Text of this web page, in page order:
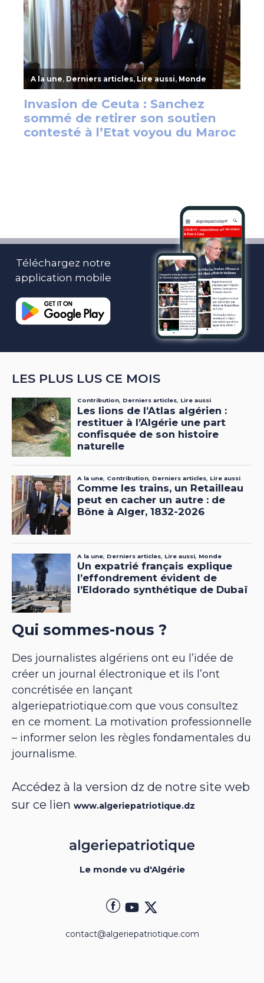
Téléchargez notre
application mobile
LES PLUS LUS CE MOIS
Qui sommes-nous ?
Des journalistes algériens ont eu l’idée de
créer un journal électronique et ils l’ont
concrétisée en lançant
algeriepatriotique.com que vous consultez
en ce moment. La motivation professionnelle
– informer selon les règles fondamentales du
journalisme.
Accédez à la version dz de notre site web
sur ce lien www.algeriepatriotique.dz
Le monde vu d'Algérie
contact@algeriepatriotique.com